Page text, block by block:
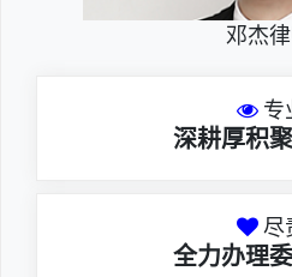
邓杰
专
深耕厚积
尽
全力办理